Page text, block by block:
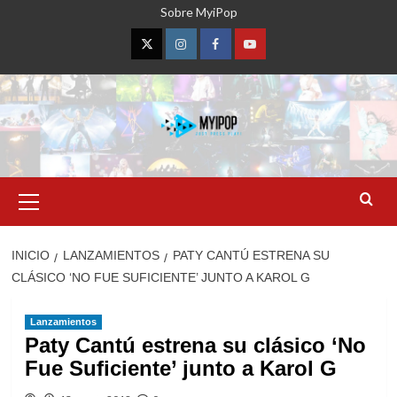
Sobre MyiPop
TwitterInstagramFacebookYouTube
primario
INICIO LANZAMIENTOS
PATY CANTÚ ESTRENA SU
CLÁSICO ‘NO FUE SUFICIENTE’ JUNTO A KAROL G
Lanzamientos
Paty Cantú estrena su clásico ‘No
Fue Suficiente’ junto a Karol G